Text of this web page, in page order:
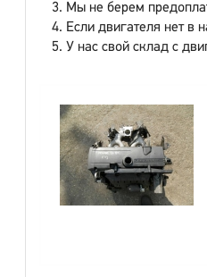
Мы не берем
Если двигателя нет в
У нас свой склад с